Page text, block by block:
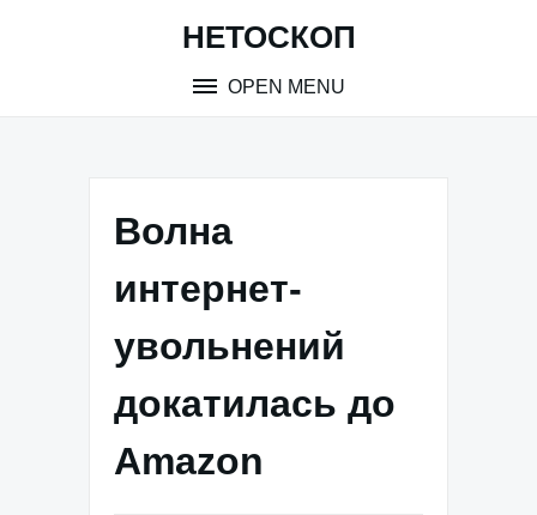
НЕТОСКОП
OPEN MENU
Волна
интернет-
увольнений
докатилась до
Amazon